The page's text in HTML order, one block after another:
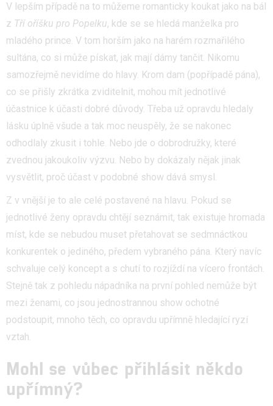
V lepším případě na to můžeme romanticky koukat jako na bál
z Tří oříšku pro Popelku, kde se se hledá manželka pro
mladého prince. V tom horším jako na harém rozmařilého
sultána, co si může pískat, jak mají dámy tančit. Nikomu
samozřejmě nevidíme do hlavy. Krom dam (popřípadě pána),
co se přišly zkrátka zviditelnit, mohou mít jednotlivé
účastnice k účasti dobré důvody. Třeba už opravdu hledaly
lásku úplně všude a tak moc neuspěly, že se nakonec
odhodlaly zkusit i tohle. Nebo jde o dobrodružky, které
zvednou jakoukoliv výzvu. Nebo by dokázaly nějak jinak
vysvětlit, proč účast v podobné show dává smysl.
Z v vnější je to ale celé postavené na hlavu. Pokud se
jednotlivé ženy opravdu chtějí seznámit, tak existuje hromada
míst, kde se nebudou muset přetahovat se sedmnáctkou
konkurentek o jediného, předem vybraného pána. Který navíc
schvaluje celý koncept a s chutí to rozjíždí na vícero frontách.
Stejně tak z pohledu nápadníka na první pohled nemůže být
mezi ženami, co jsou jednostrannou show ochotné
podstoupit, mnoho těch, co opravdu upřímně hledající ryzí
vztah.
Mohl se vůbec přihlásit někdo
upřímný?